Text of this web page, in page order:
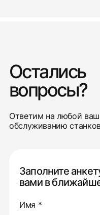
Остались
вопросы?
Ответим на любой ваш
обслуживанию
Заполните
вами в
Имя *